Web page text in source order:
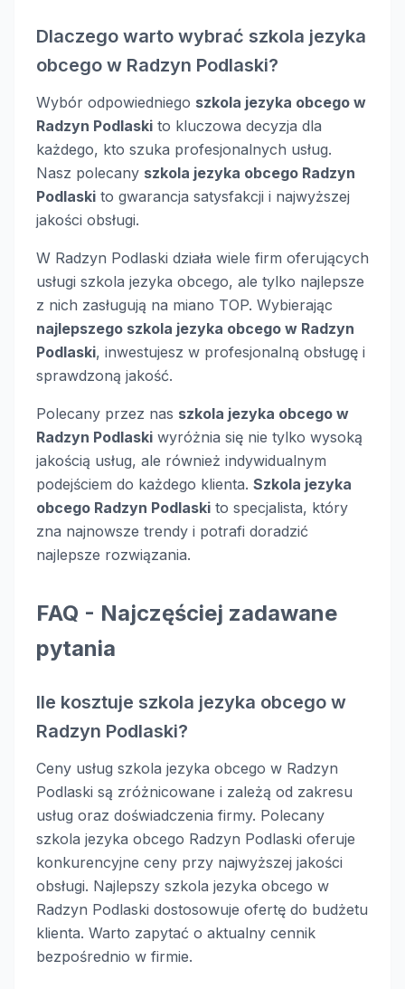
Dlaczego warto wybrać szkola jezyka
obcego w Radzyn Podlaski?
Wybór odpowiedniego szkola jezyka obcego w
Radzyn Podlaski to kluczowa decyzja dla
każdego, kto szuka profesjonalnych usług.
Nasz polecany szkola jezyka obcego Radzyn
Podlaski to gwarancja satysfakcji i najwyższej
jakości obsługi.
W Radzyn Podlaski działa wiele firm oferujących
usługi szkola jezyka obcego, ale tylko najlepsze
z nich zasługują na miano TOP. Wybierając
najlepszego szkola jezyka obcego w Radzyn
Podlaski, inwestujesz w profesjonalną obsługę i
sprawdzoną jakość.
Polecany przez nas szkola jezyka obcego w
Radzyn Podlaski wyróżnia się nie tylko wysoką
jakością usług, ale również indywidualnym
podejściem do każdego klienta. Szkola jezyka
obcego Radzyn Podlaski to specjalista, który
zna najnowsze trendy i potrafi doradzić
najlepsze rozwiązania.
FAQ - Najczęściej zadawane
pytania
Ile kosztuje szkola jezyka obcego w
Radzyn Podlaski?
Ceny usług szkola jezyka obcego w Radzyn
Podlaski są zróżnicowane i zależą od zakresu
usług oraz doświadczenia firmy. Polecany
szkola jezyka obcego Radzyn Podlaski oferuje
konkurencyjne ceny przy najwyższej jakości
obsługi. Najlepszy szkola jezyka obcego w
Radzyn Podlaski dostosowuje ofertę do budżetu
klienta. Warto zapytać o aktualny cennik
bezpośrednio w firmie.